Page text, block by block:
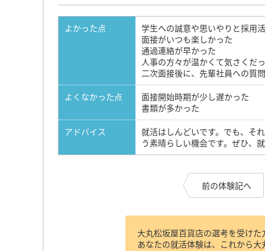
よかった点
学生への誠意や思いやりと採用
面接がいつも楽しかった
通過連絡が早かった
人事の方々が温かくて気さくだ
二次面接後に、先輩社員への質
よくなかった点
面接開始時期が少し遅かった
書類が多かった
アドバイス
就活はしんどいです。でも、そ
う素晴らしい機会です。ぜひ、
前の体験記へ
大丸松坂屋百貨店の選考を受け
あなたの就活体験は、これから